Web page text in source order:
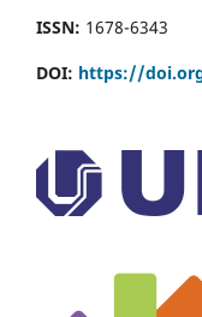
ISSN: 1678-6343
DOI: https://